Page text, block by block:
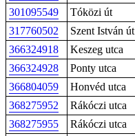
301095549
Tóközi út
317760502
Szent István út
366324918
Keszeg utca
366324928
Ponty utca
366804059
Honvéd utca
368275952
Rákóczi utca
368275955
Rákóczi utca